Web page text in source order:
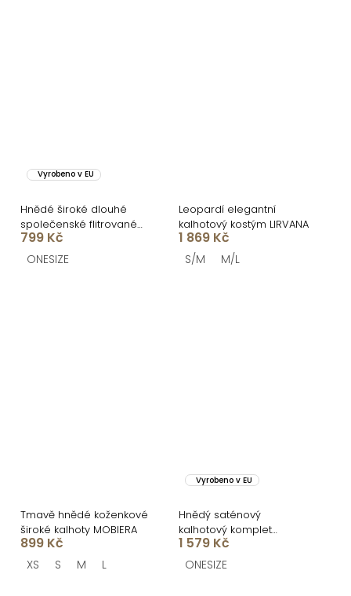
Vyrobeno v EU
Hnědé široké dlouhé
společenské flitrované
kalhoty NULDIRA
799 Kč
ONESIZE
Leopardí elegantní
kalhotový kostým LIRVANA
1 869 Kč
S/M M/L
Tmavě hnědé koženkové
široké kalhoty MOBIERA
899 Kč
XS S M L
Vyrobeno v EU
Hnědý saténový
kalhotový komplet
TRENIVA
1 579 Kč
ONESIZE